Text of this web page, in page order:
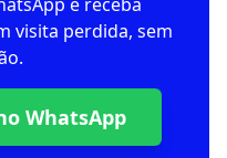
visita perdida, sem
WhatsApp